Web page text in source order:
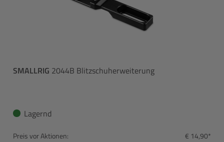
SMALLRIG 2044B Blitzschuherweiterung
Lagernd
Preis vor Aktionen:
€ 14,90*